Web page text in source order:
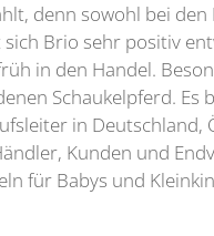
denn sowohl bei
Brio sehr positiv
in den Handel.
Schaukelpferd.
in
Kunden und
für Babys und